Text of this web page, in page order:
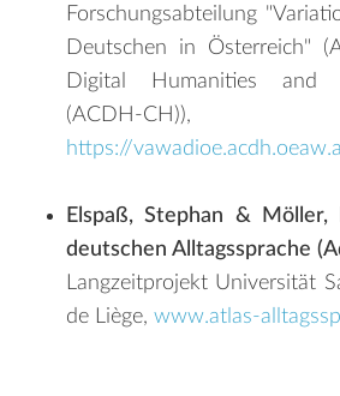
Forschungsabteilung
Deutschen in Österreich"
Digital Humanities and
(ACDH-CH)),
https://
Elspaß, Stephan &
deutschen Alltagssprache
Langzeitprojekt Universität
de Liège, www.atlas-